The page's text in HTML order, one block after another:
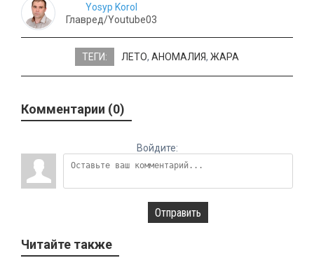
Yosyp Korol
Главред/Youtube03
ТЕГИ: ЛЕТО, АНОМАЛИЯ, ЖАРА
Комментарии (0)
Войдите:
Отправить
Читайте также